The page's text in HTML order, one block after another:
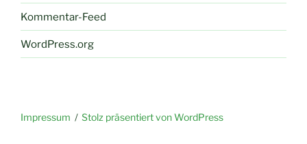
Kommentar-Feed
WordPress.org
Impressum Stolz präsentiert von WordPress